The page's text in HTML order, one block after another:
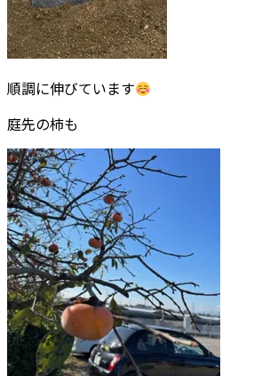
順調に伸びています
庭先の柿も